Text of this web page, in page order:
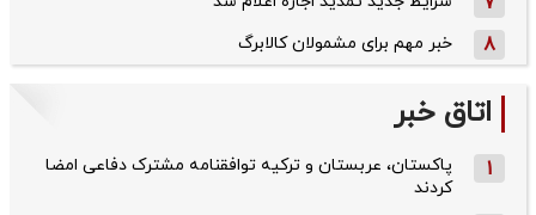
8 خبر مهم برای مشمولان کالابرگ
اتاق خبر
1
پاکستان، عربستان و ترکیه توافقنامه مشترک دفاعی امضا
کردند